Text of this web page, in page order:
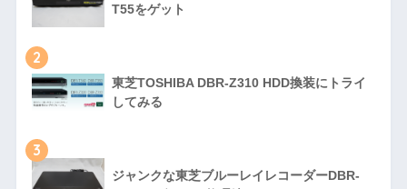
T55をゲット
2
東芝TOSHIBA DBR-Z310 HDD換装にトライ
してみる
3
ジャンクな東芝ブルーレイレコーダーDBR-